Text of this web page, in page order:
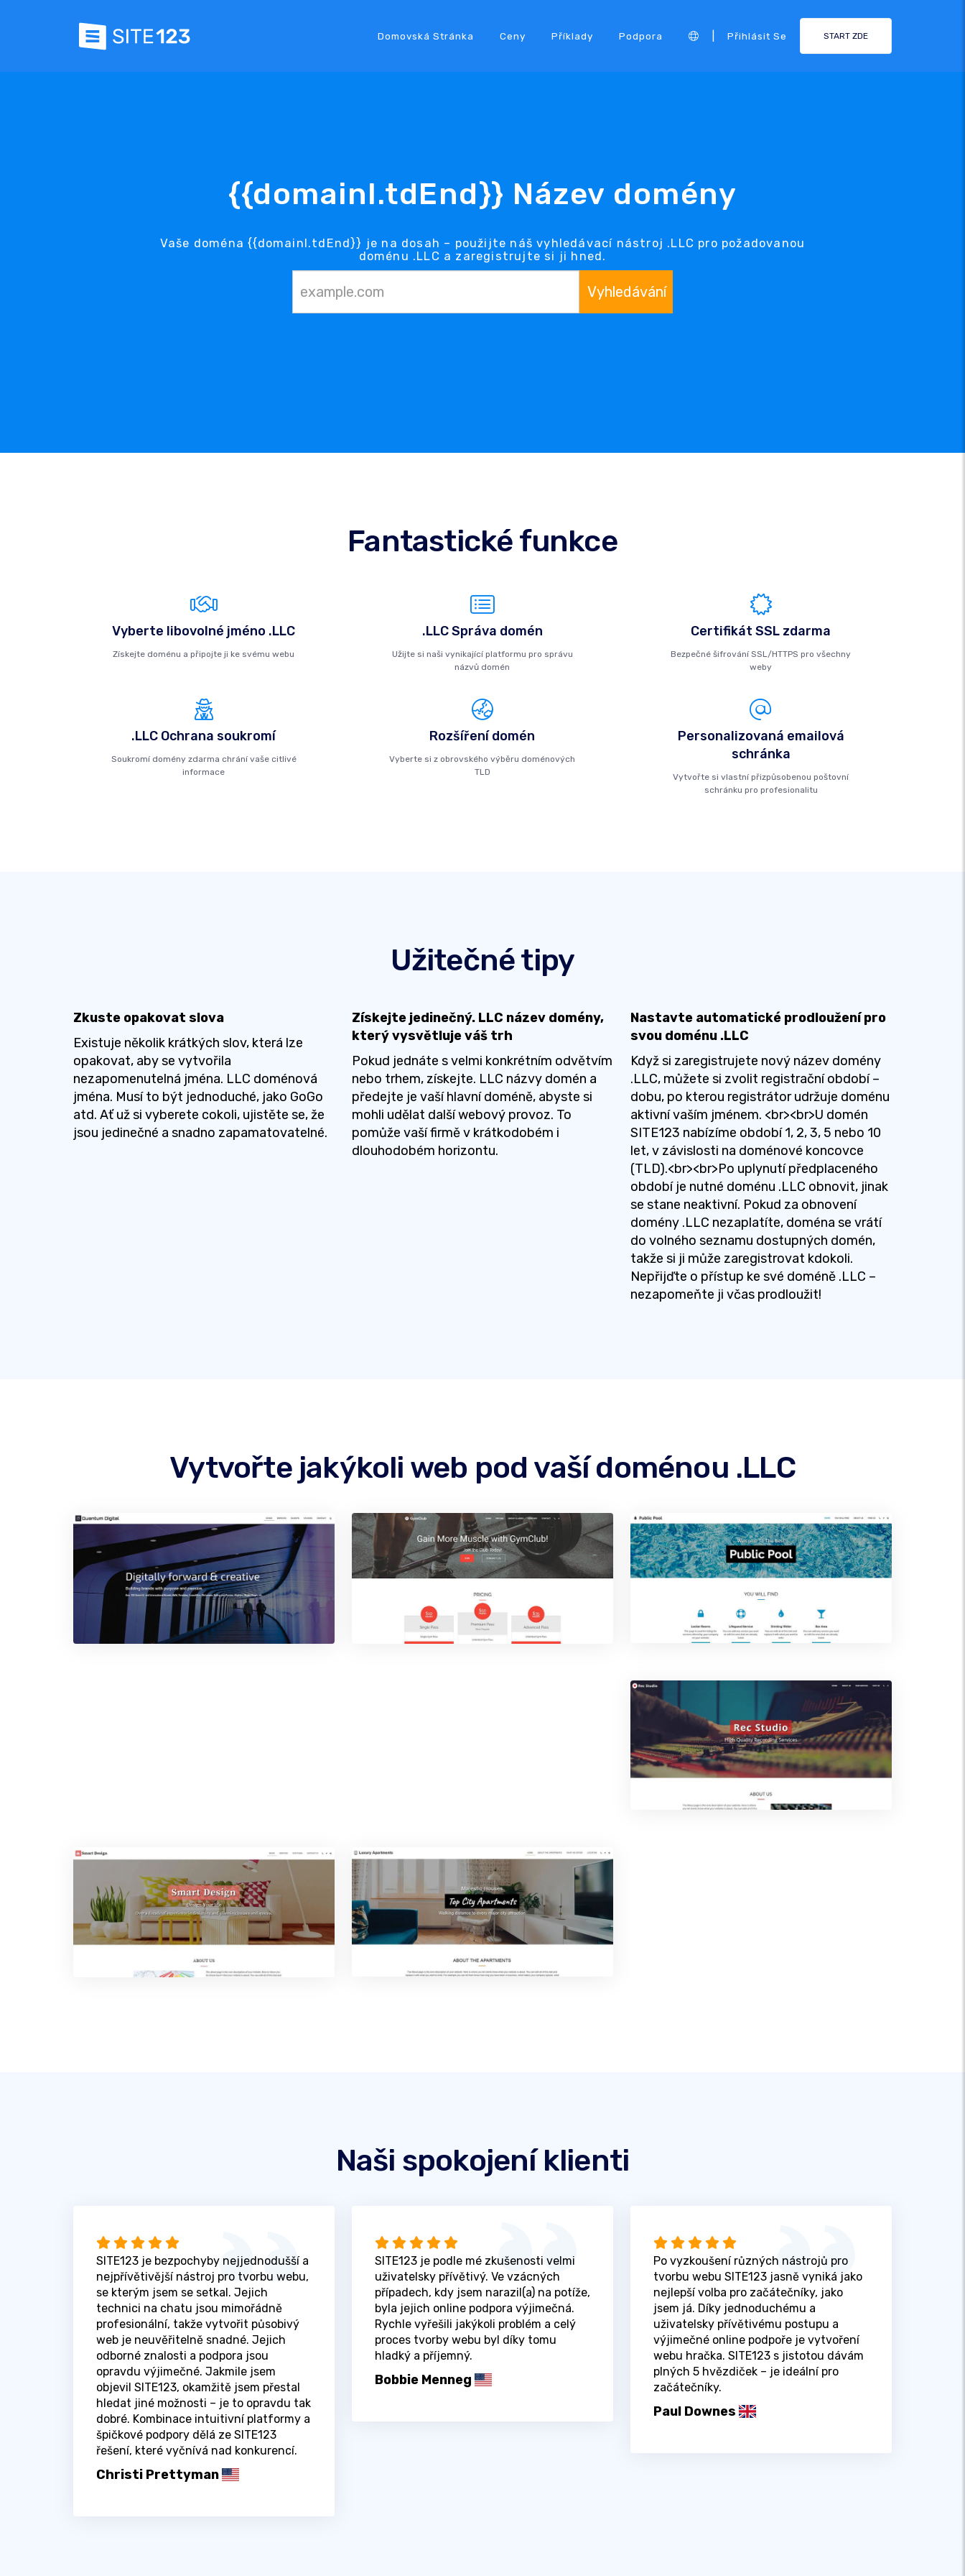
Domovská Stránka Ceny Příklady Podpora Přihlásit Se START ZDE
{{domainl.tdEnd}} Název domény
Vaše doména {{domainl.tdEnd}} je na dosah – použijte náš vyhledávací nástroj .LLC pro požadovanou
doménu .LLC a zaregistrujte si ji hned.
Vyhledávání
Fantastické funkce
Vyberte libovolné jméno .LLC
Získejte doménu a připojte ji ke svému webu
.LLC Správa domén
Užijte si naši vynikající platformu pro správu
názvů domén
Certifikát SSL zdarma
Bezpečné šifrování SSL/HTTPS pro všechny
weby
.LLC Ochrana soukromí
Soukromí domény zdarma chrání vaše citlivé
informace
Rozšíření domén
Vyberte si z obrovského výběru doménových
TLD
Personalizovaná emailová
schránka
Vytvořte si vlastní přizpůsobenou poštovní
schránku pro profesionalitu
Užitečné tipy
Zkuste opakovat slova
Existuje několik krátkých slov, která lze
opakovat, aby se vytvořila
nezapomenutelná jména. LLC doménová
jména. Musí to být jednoduché, jako GoGo
atd. Ať už si vyberete cokoli, ujistěte se, že
jsou jedinečné a snadno zapamatovatelné.
Získejte jedinečný. LLC název domény,
který vysvětluje váš trh
Pokud jednáte s velmi konkrétním odvětvím
nebo trhem, získejte. LLC názvy domén a
předejte je vaší hlavní doméně, abyste si
mohli udělat další webový provoz. To
pomůže vaší firmě v krátkodobém i
dlouhodobém horizontu.
Nastavte automatické prodloužení pro
svou doménu .LLC
Když si zaregistrujete nový název domény
.LLC, můžete si zvolit registrační období –
dobu, po kterou registrátor udržuje doménu
aktivní vaším jménem. <br><br>U domén
SITE123 nabízíme období 1, 2, 3, 5 nebo 10
let, v závislosti na doménové koncovce
(TLD).<br><br>Po uplynutí předplaceného
období je nutné doménu .LLC obnovit, jinak
se stane neaktivní. Pokud za obnovení
domény .LLC nezaplatíte, doména se vrátí
do volného seznamu dostupných domén,
takže si ji může zaregistrovat kdokoli.
Nepřijďte o přístup ke své doméně .LLC –
nezapomeňte ji včas prodloužit!
Vytvořte jakýkoli web pod vaší doménou .LLC
Naši spokojení klienti
SITE123 je bezpochyby nejjednodušší a
nejpřívětivější nástroj pro tvorbu webu,
se kterým jsem se setkal. Jejich
technici na chatu jsou mimořádně
profesionální, takže vytvořit působivý
web je neuvěřitelně snadné. Jejich
odborné znalosti a podpora jsou
opravdu výjimečné. Jakmile jsem
objevil SITE123, okamžitě jsem přestal
hledat jiné možnosti – je to opravdu tak
dobré. Kombinace intuitivní platformy a
špičkové podpory dělá ze SITE123
řešení, které vyčnívá nad konkurencí.
Christi Prettyman
SITE123 je podle mé zkušenosti velmi
uživatelsky přívětivý. Ve vzácných
případech, kdy jsem narazil(a) na potíže,
byla jejich online podpora výjimečná.
Rychle vyřešili jakýkoli problém a celý
proces tvorby webu byl díky tomu
hladký a příjemný.
Bobbie Menneg
Po vyzkoušení různých nástrojů pro
tvorbu webu SITE123 jasně vyniká jako
nejlepší volba pro začátečníky, jako
jsem já. Díky jednoduchému a
uživatelsky přívětivému postupu a
výjimečné online podpoře je vytvoření
webu hračka. SITE123 s jistotou dávám
plných 5 hvězdiček – je ideální pro
začátečníky.
Paul Downes